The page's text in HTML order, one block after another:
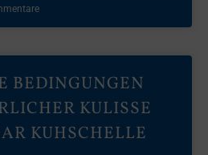
BEDINGUNGEN
KULISSE
KUHSCHELLE